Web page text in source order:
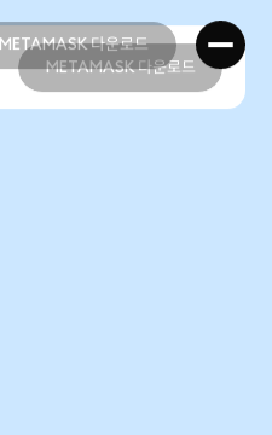
METAMASK 다운로드
METAMASK 다운로드
METAMASK 다운로드